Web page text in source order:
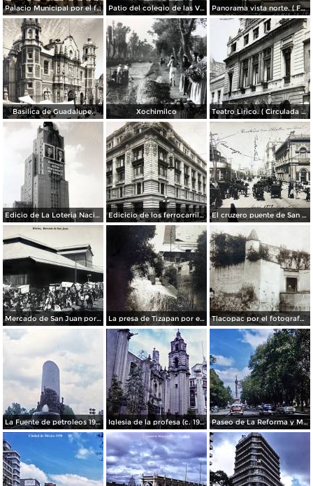
Palacio Municipal por el fotografo Hugo Brehme.. Patio del colegio de las Vizcainas por el fotografo Hugo Brehme. Panorama vista norte. ( Fechada el 20 de Junio de 1905 ).
Basilica de Guadalupe. Xochimilco Teatro Lirico. ( Circulada el 1 de Agosto de 1926 ).
Edicio de La Loteria Nacional Ciudad de México Abril de 1964 Edicicio de los ferrocarriles. El cruzero puente de San Francisco y Guardiola por el fotografo Felix Miret.
Mercado de San Juan por el fotografo Felix Miret La presa de Tizapan por el fotografo Fernando Kososky. ( Circulada el 22 de Diembre de 1910 ). Tlacopac por el fotografo Hugo Brehme.
La Fuente de petroleos 1950. Iglesia de la profesa (c. 1950) Paseo de La Reforma y Mto a La Independencia 1950